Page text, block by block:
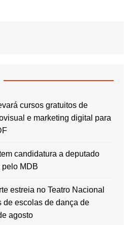
cursos gratuitos de
e marketing digital para
candidatura a deputado
MDB
estreia no Teatro Nacional
de escolas de dança de
agosto